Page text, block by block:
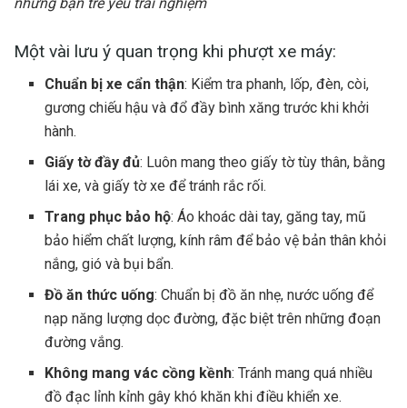
Một vài lưu ý quan trọng khi phượt xe máy:
Chuẩn bị xe cẩn thận: Kiểm tra phanh, lốp, đèn, còi,
gương chiếu hậu và đổ đầy bình xăng trước khi khởi
hành.
Giấy tờ đầy đủ: Luôn mang theo giấy tờ tùy thân, bằng
lái xe, và giấy tờ xe để tránh rắc rối.
Trang phục bảo hộ: Áo khoác dài tay, găng tay, mũ
bảo hiểm chất lượng, kính râm để bảo vệ bản thân khỏi
nắng, gió và bụi bẩn.
Đồ ăn thức uống: Chuẩn bị đồ ăn nhẹ, nước uống để
nạp năng lượng dọc đường, đặc biệt trên những đoạn
đường vắng.
Không mang vác cồng kềnh: Tránh mang quá nhiều
đồ đạc lỉnh kỉnh gây khó khăn khi điều khiển xe.